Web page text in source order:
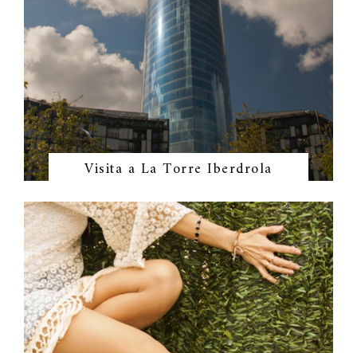
Visita a La Torre Iberdrola